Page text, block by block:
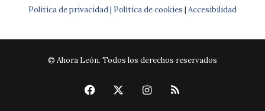
Política de privacidad | Política de cookies | Accesibilidad
© Ahora León. Todos los derechos reservados
Facebook Instagram
RSS